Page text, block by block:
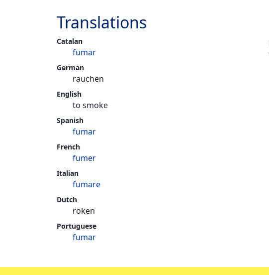
Translations
Catalan
fumar
German
rauchen
English
to smoke
Spanish
fumar
French
fumer
Italian
fumare
Dutch
roken
Portuguese
fumar